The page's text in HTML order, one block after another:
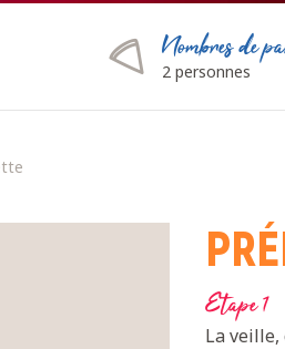
Nombres de
2 personnes
Etape 1
La